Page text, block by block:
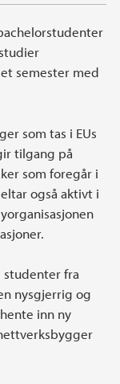
semester med
som tas i EUs
tilgang på
som foregår i
også aktivt i
studenter fra
nysgjerrig og
inn ny